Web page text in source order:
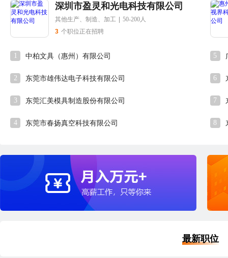
深圳市盈灵和光电科技有限公司
其他生产、制造、加工
50-200人
3 个职位正在招聘
1 中柏文具（惠州）有限公司
2 东莞市雄伟达电子科技有限公司
3 东莞汇美模具制造股份有限公司
4 东莞市春扬真空科技有限公司
5
6
7
8
最新职位